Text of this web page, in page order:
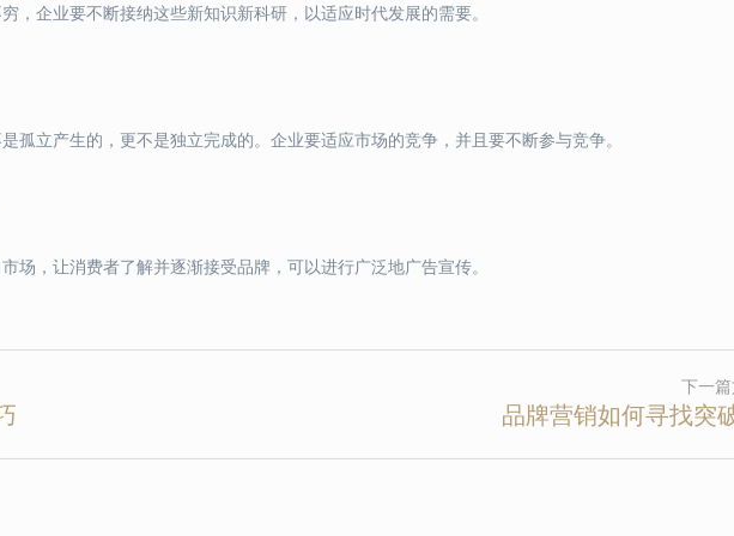
，企业要不断接纳这些新知识新科研，以适应时代发展的需要。
孤立产生的，更不是独立完成的。企业要适应市场的竞争，并且要不断参与竞争。
场，让消费者了解并逐渐接受品牌，可以进行广泛地广告宣传。
下一
品牌营销如何寻找突